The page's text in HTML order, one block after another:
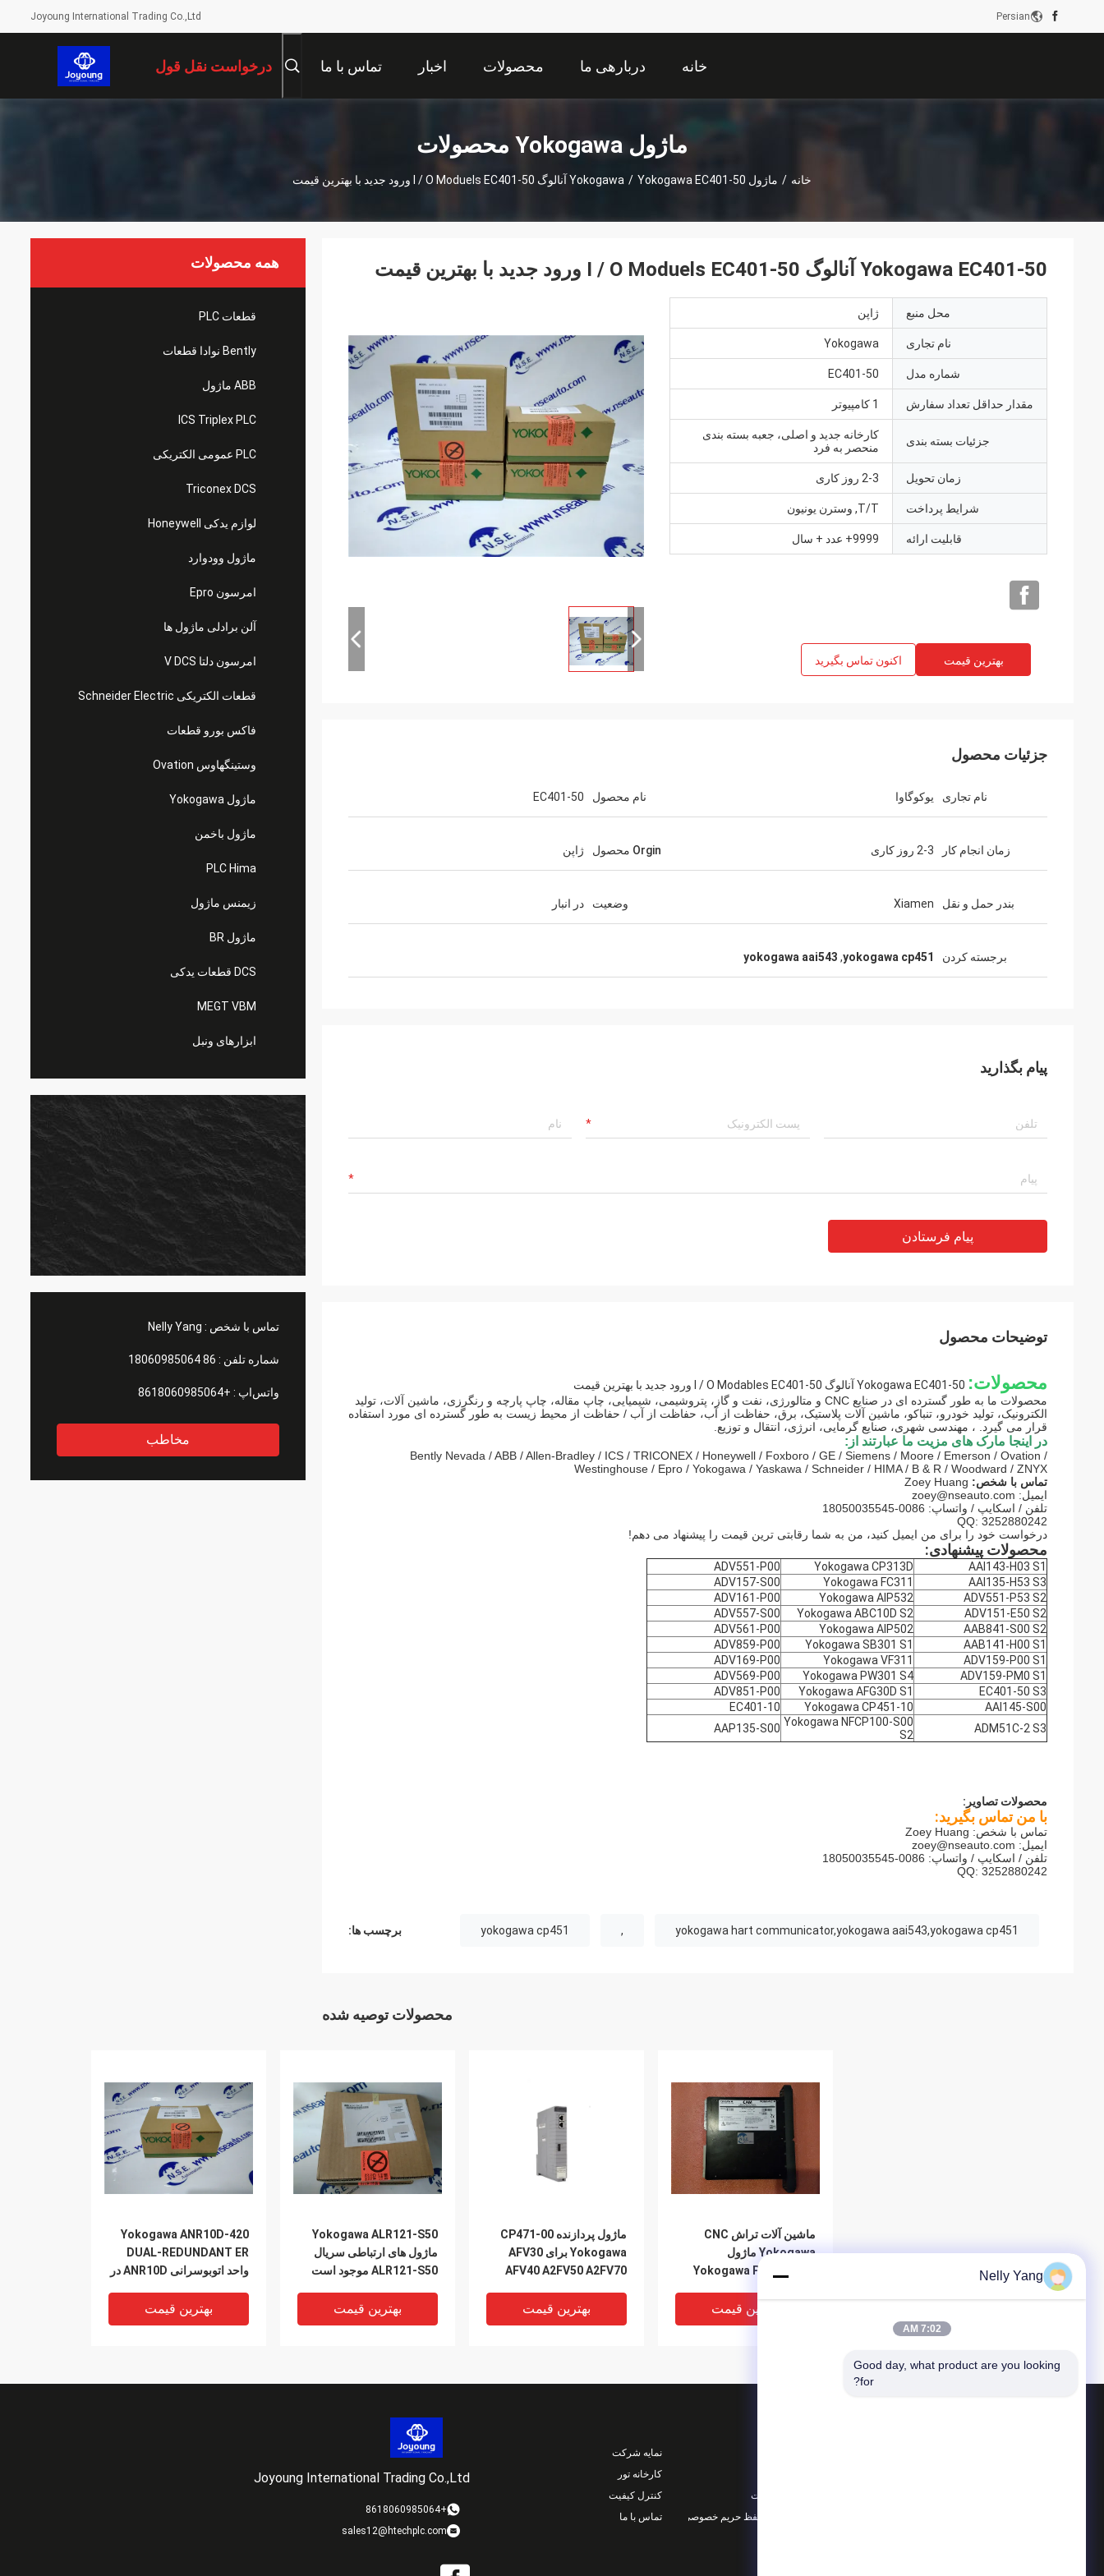
Joyoung International Trading Co.,Ltd Persian
خانه دربارهی ما محصولات اخبار تماس با ما درخواست نقل قول
ماژول Yokogawa محصولات
خانه / ماژول Yokogawa / Yokogawa EC401-50 آنالوگ I / O Moduels EC401-50 ورود جدید با بهترین قیمت
همه محصولات
قطعات PLC
Bently نوادا قطعات
ABB ماژول
ICS Triplex PLC
PLC عمومی الکتریکی
Triconex DCS
لوازم یدکی Honeywell
ماژول وودوارد
امرسون Epro
آلن برادلی ماژول ها
امرسون دلتا V DCS
قطعات الکتریکی Schneider Electric
فاکس بورو قطعات
وستینگهاوس Ovation
ماژول Yokogawa
ماژول باخمن
PLC Hima
زیمنس ماژول
ماژول BR
DCS قطعات یدکی
MEGT VBM
ابزارهای ونبل
تماس با شخص : Nelly Yang
شماره تلفن : 86 18060985064
واتس‌اپ : +8618060985064
مخاطب
Yokogawa EC401-50 آنالوگ I / O Moduels EC401-50 ورود جدید با بهترین قیمت
محل منبع ژاپن
نام تجاری Yokogawa
شماره مدل EC401-50
مقدار حداقل تعداد سفارش 1 کامپیوتر
جزئیات بسته بندی
کارخانه جدید و اصلی، جعبه بسته بندی
منحصر به فرد
زمان تحویل 2-3 روز کاری
شرایط پرداخت T/T, وسترن یونیون
قابلیت ارائه 9999+ عدد + سال
بهترین قیمت اکنون تماس بگیرید
جزئیات محصول
نام تجاری یوکوگاوا نام محصول EC401-50
زمان انجام کار 2-3 روز کاری Orgin محصول ژاپن
بندر حمل و نقل Xiamen وضعیت در انبار
برجسته کردن yokogawa cp451
,
yokogawa aai543
پیام بگذارید
پیام فرستادن
توضیحات محصول
محصولات:
محصولات ما به طور گسترده ای در صنایع CNC و متالورژی، نفت و گاز، پتروشیمی، شیمیایی، چاپ مقاله، چاپ پارچه و رنگرزی، ماشین آلات، تولید
الکترونیک، تولید خودرو، تنباکو، ماشین آلات پلاستیک، برق، حفاظت از آب، حفاظت از آب / حفاظت از محیط زیست به طور گسترده ای مورد استفاده
قرار می گیرد. ، مهندسی شهری، صنایع گرمایی، انرژی، انتقال و توزیع.
در اینجا مارک های مزیت ما عبارتند از:
Bently Nevada / ABB / Allen-Bradley / ICS / TRICONEX / Honeywell / Foxboro / GE / Siemens / Moore / Emerson / Ovation /
Westinghouse / Epro / Yokogawa / Yaskawa / Schneider / HIMA / B & R / Woodward / ZNYX
تماس با شخص:
ایمیل: zoey@nseauto.com
تلفن / اسکایپ / واتساپ: 0086-18050035545
QQ: 3252880242
درخواست خود را برای من ایمیل کنید، من به شما رقابتی ترین قیمت را پیشنهاد می دهم!
محصولات پیشنهادی:
AAI143-H03 S1
Yokogawa CP313D
ADV551-P00
AAI135-H53 S3
Yokogawa FC311
ADV157-S00
ADV551-P53 S2
Yokogawa AIP532
ADV161-P00
ADV151-E50 S2
Yokogawa ABC10D S2
ADV557-S00
AAB841-S00 S2
Yokogawa AIP502
ADV561-P00
AAB141-H00 S1
Yokogawa SB301 S1
ADV859-P00
ADV159-P00 S1
Yokogawa VF311
ADV169-P00
ADV159-PM0 S1
Yokogawa PW301 S4
ADV569-P00
EC401-50 S3
Yokogawa AFG30D S1
ADV851-P00
AAI145-S00
Yokogawa CP451-10
EC401-10
ADM51C-2 S3
Yokogawa NFCP100-S00
S2
AAP135-S00
محصولات تصاویر:
با من تماس بگیرید:
تماس با شخص: Zoey Huang
ایمیل: zoey@nseauto.com
تلفن / اسکایپ / واتساپ: 0086-18050035545
QQ: 3252880242
برچسب ها: yokogawa hart communicator,yokogawa aai543,yokogawa cp451
,
yokogawa cp451
محصولات توصیه شده
Yokogawa ANR10D-420
DUAL-REDUNDANT ER
واحد اتوبوسرانی ANR10D در
بهترین قیمت
Yokogawa ALR121-S50
ماژول های ارتباطی سریال
ALR121-S50 موجود است
بهترین قیمت
ماژول پردازنده CP471-00
Yokogawa برای AFV30
AFV40 A2FV50 A2FV70
بهترین قیمت
ماشین آلات تراش CNC
Yokogawa ماژول
Yokogawa PSCAMAAN
بهترین قیمت
Joyoung International Trading Co.,Ltd
+8618060985064
sales12@htechplc.com
نمایه شرکت
کارخانه تور
کنترل کیفیت
تماس با ما
نقشه سایت
سیاست حفظ حریم خصوصی
Nelly Yang
7:02 AM
Good day, what product are you looking
for?